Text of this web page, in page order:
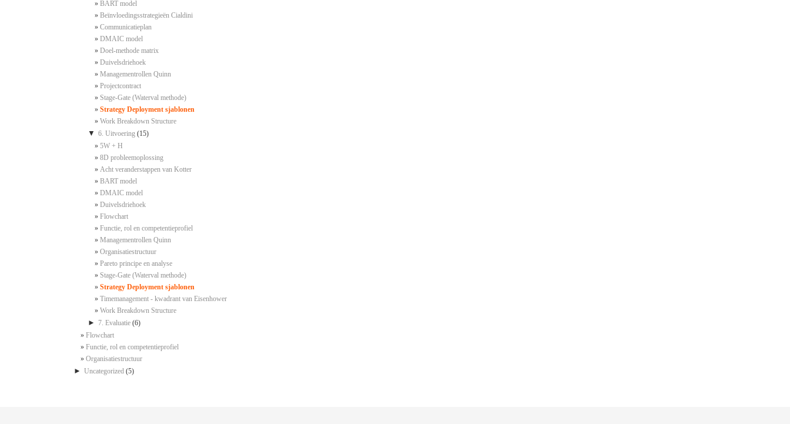
BART model
Beïnvloedingsstrategieën Cialdini
Communicatieplan
DMAIC model
Doel-methode matrix
Duivelsdriehoek
Managementrollen Quinn
Projectcontract
Stage-Gate (Waterval methode)
Strategy Deployment sjablonen
Work Breakdown Structure
▼ 6. Uitvoering(15)
5W + H
8D probleemoplossing
Acht veranderstappen van Kotter
BART model
DMAIC model
Duivelsdriehoek
Flowchart
Functie, rol en competentieprofiel
Managementrollen Quinn
Organisatiestructuur
Pareto principe en analyse
Stage-Gate (Waterval methode)
Strategy Deployment sjablonen
Timemanagement - kwadrant van Eisenhower
Work Breakdown Structure
► 7. Evaluatie(6)
Flowchart
Functie, rol en competentieprofiel
Organisatiestructuur
► Uncategorized(5)